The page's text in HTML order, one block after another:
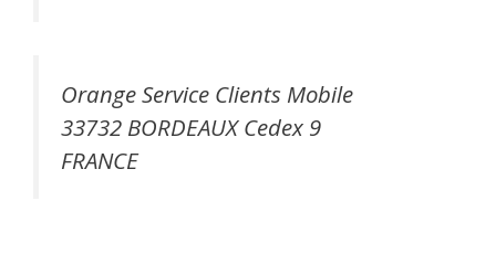
Orange Service Clients Mobile
33732 BORDEAUX Cedex 9
FRANCE